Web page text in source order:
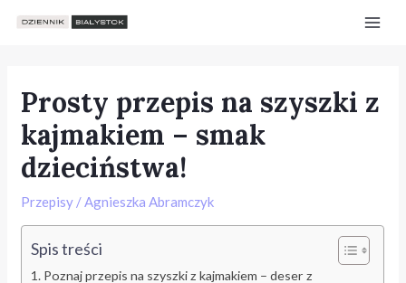
Main
Prosty przepis na szyszki z
kajmakiem – smak
dzieciństwa!
Przepisy /Agnieszka Abramczyk
Spis treści
Poznaj przepis na szyszki z kajmakiem – deser z